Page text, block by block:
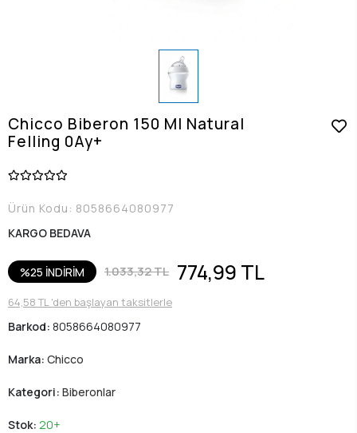
Chicco Biberon 150 Ml Natural
Felling 0Ay+
Ürün Kodu: 8058664080977
KARGO BEDAVA
%25 İNDİRİM 1.033,32 TL 774,99 TL
64,58 TL 'den başlayan taksitlerle
Barkod: 8058664080977
Marka: Chicco
Kategori: Biberonlar
Stok: 20+